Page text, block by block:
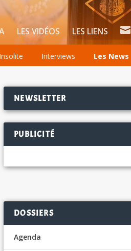
LES VIDÉOS LES LIENS 
Insolite Interviews Les News
NEWSLETTER
PUBLICITÉ
DOSSIERS
Agenda